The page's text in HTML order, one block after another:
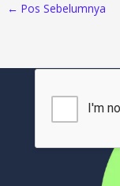
← Pos Sebelumnya